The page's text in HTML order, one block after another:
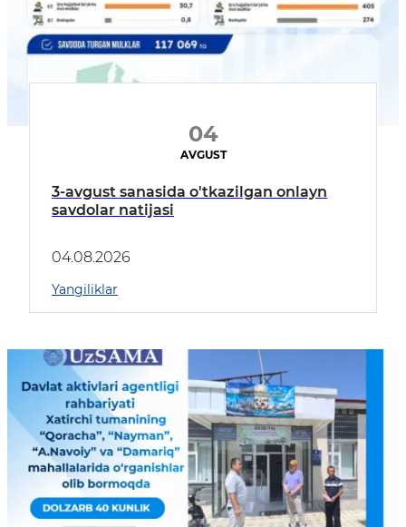
04
AVGUST
3-avgust sanasida o'tkazilgan onlayn
savdolar natijasi
04.08.2026
Yangiliklar